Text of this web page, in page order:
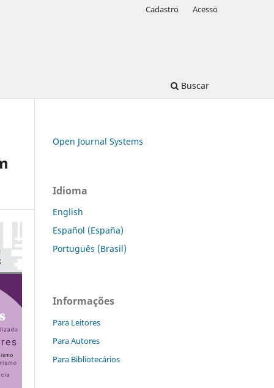
Buscar
Cadastro Acesso
Open Journal Systems
Idioma
English
Español (España)
Português (Brasil)
Informações
Para Leitores
Para Autores
Para Bibliotecários